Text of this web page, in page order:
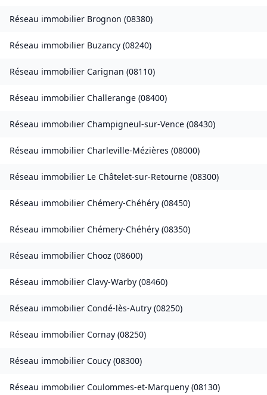
Réseau immobilier Brognon (08380)
Réseau immobilier Buzancy (08240)
Réseau immobilier Carignan (08110)
Réseau immobilier Challerange (08400)
Réseau immobilier Champigneul-sur-Vence (08430)
Réseau immobilier Charleville-Mézières (08000)
Réseau immobilier Le Châtelet-sur-Retourne (08300)
Réseau immobilier Chémery-Chéhéry (08450)
Réseau immobilier Chémery-Chéhéry (08350)
Réseau immobilier Chooz (08600)
Réseau immobilier Clavy-Warby (08460)
Réseau immobilier Condé-lès-Autry (08250)
Réseau immobilier Cornay (08250)
Réseau immobilier Coucy (08300)
Réseau immobilier Coulommes-et-Marqueny (08130)